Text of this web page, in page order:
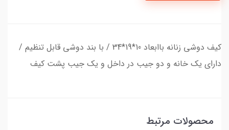
کیف دوشی زنانه باابعاد 10*19*34 / با بند دوشی قابل تنظیم /
دارای یک خانه و دو جیب در داخل و یک جیب پشت کیف
محصولات مرتبط